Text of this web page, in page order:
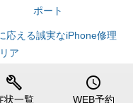
ポート
応える誠実なiPhone修理
ア
build
状一覧
schedule
WEB予約